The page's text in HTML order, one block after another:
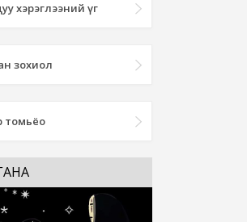
хэрэглээний үг
зохиол
томьёо